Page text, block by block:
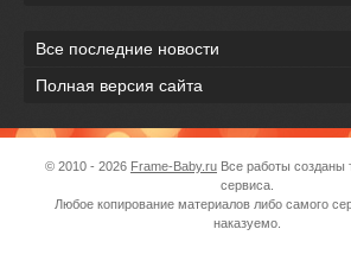
Все последние новости
Полная версия сайта
© 2010 - 2026 Frame-Baby.ru Все работы созданы
сервиса.
Любое копирование материалов либо самого
наказуемо.